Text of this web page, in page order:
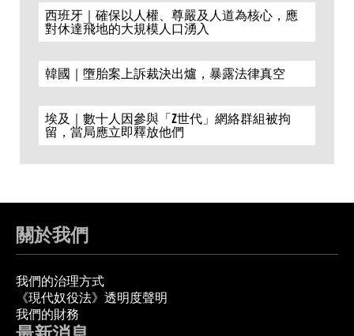
西班牙｜確保以人權、尊嚴及人道為核心，應
對休達飛地的大規模人口湧入
韓國｜墮胎案上訴裁決出爐，暴露法律真空
埃及｜數十人因參與「Z世代」網絡群組被拘
留，當局應立即釋放他們
關於我們
我們的治理方式
《現代奴役法》透明度聲明
我們的財務